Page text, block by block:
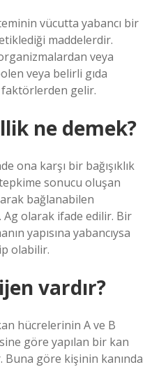
vücutta yabancı bir
maddelerdir.
veya
veya belirli gıda
gelir.
ne demek?
ona karşı bir bağışıklık
sonucu oluşan
bağlanabilen
olarak ifade edilir. Bir
yapısına yabancıysa
olabilir.
vardır?
hücrelerinin A ve B
göre yapılan bir kan
Buna göre kişinin kanında